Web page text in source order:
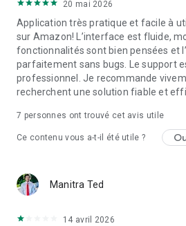
20 mai 2026
Application très pratique et facile à
sur Amazon! L’interface est fluide,
fonctionnalités sont bien pensées et
parfaitement sans bugs. Le support
professionnel. Je recommande
recherchent une solution fiable et
7 personnes ont trouvé cet avis utile
Ce contenu vous a-t-il été utile ?
Manitra Ted
14 avril 2026